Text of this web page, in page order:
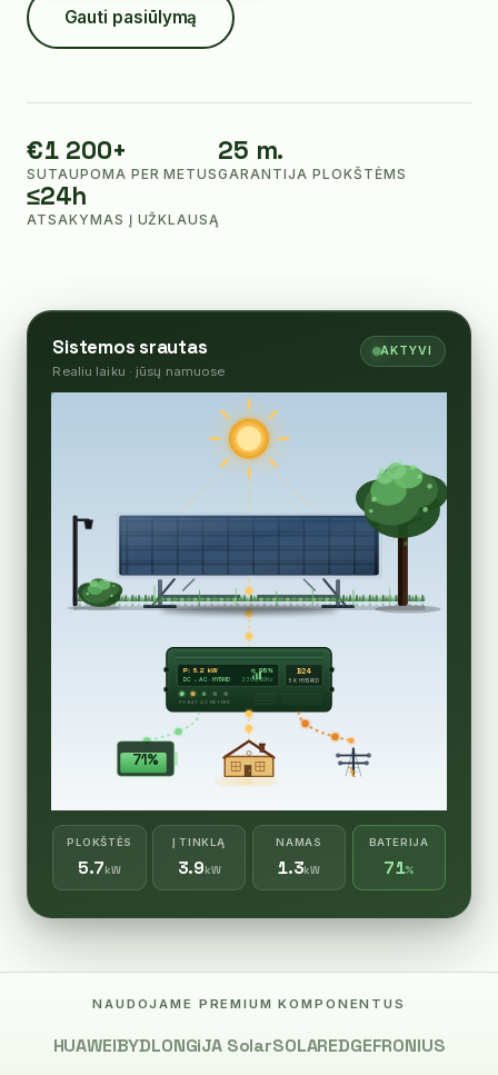
Gauti pasiūlymą
€1 200+
SUTAUPOMA PER METUS
25 m.
GARANTIJA PLOKŠTĖMS
≤24h
ATSAKYMAS Į UŽKLAUSĄ
Sistemos srautas
Realiu laiku · jūsų namuose
AKTYVI
P: 5.2 kW η 95%
DC → AC · HYBRID 230V/50Hz
B24
5K HYBRID
PV BAT AC NET ERR
71%
PLOKŠTĖS
5.7kW
Į TINKLĄ
3.9kW
NAMAS
1.3kW
BATERIJA
71%
NAUDOJAME PREMIUM KOMPONENTUS
HUAWEIBYDLONGiJA SolarSOLAREDGEFRONIUS